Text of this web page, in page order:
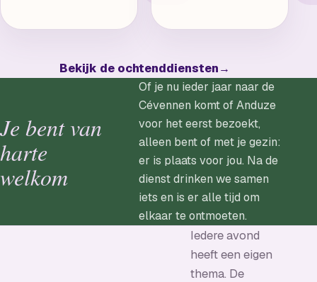
Bekijk de ochtenddiensten→
Je bent van
harte
welkom
Of je nu ieder jaar naar de
Cévennen komt of Anduze
voor het eerst bezoekt,
alleen bent of met je gezin:
er is plaats voor jou. Na de
dienst drinken we samen
iets en is er alle tijd om
elkaar te ontmoeten.
Iedere avond
heeft een eigen
thema. De